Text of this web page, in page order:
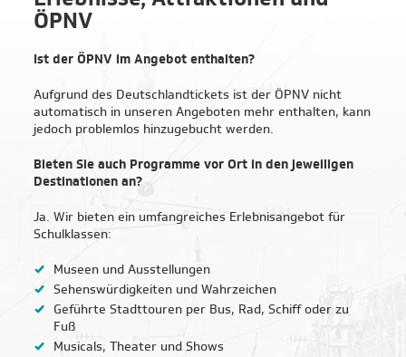
Salzburg
Venedig
Warschau
ÖPNV
Ist der ÖPNV im Angebot enthalten?
Aufgrund des Deutschlandtickets ist der ÖPNV nicht
automatisch in unseren Angeboten mehr enthalten, kann
jedoch problemlos hinzugebucht werden.
Bieten Sie auch Programme vor Ort in den jeweiligen
Destinationen an?
Ja. Wir bieten ein umfangreiches Erlebnisangebot für
Schulklassen:
Museen und Ausstellungen
Sehenswürdigkeiten und Wahrzeichen
Geführte Stadttouren per Bus, Rad, Schiff oder zu
Fuß
Musicals, Theater und Shows